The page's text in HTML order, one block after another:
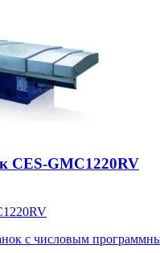
CES-GMC1220RV
с числовым